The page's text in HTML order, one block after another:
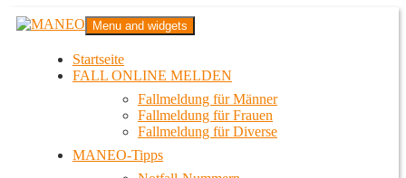
Zum
InhaltMANEO
Das schwule Anti-Gewalt-Projekt in Berlin
Menu and widgets
Startseite
FALL ONLINE MELDEN
Fallmeldung für Männer
Fallmeldung für Frauen
Fallmeldung für Diverse
MANEO-Tipps